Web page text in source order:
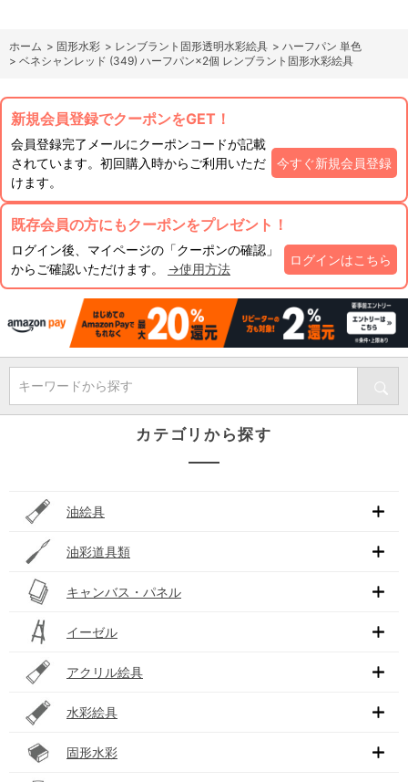
ホーム > 固形水彩 > レンブラント固形透明水彩絵具 > ハーフパン 単色
> ベネシャンレッド (349) ハーフパン×2個 レンブラント固形水彩絵具
新規会員登録でクーポンをGET！
会員登録完了メールにクーポンコードが記載
されています。初回購入時からご利用いただ
けます。
今すぐ新規会員登録
既存会員の方にもクーポンをプレゼント！
ログイン後、マイページの「クーポンの確認」
からご確認いただけます。 →使用方法
ログインはこちら
キーワードから探す
カテゴリから探す
油絵具
油彩道具類
キャンバス・パネル
イーゼル
アクリル絵具
水彩絵具
固形水彩